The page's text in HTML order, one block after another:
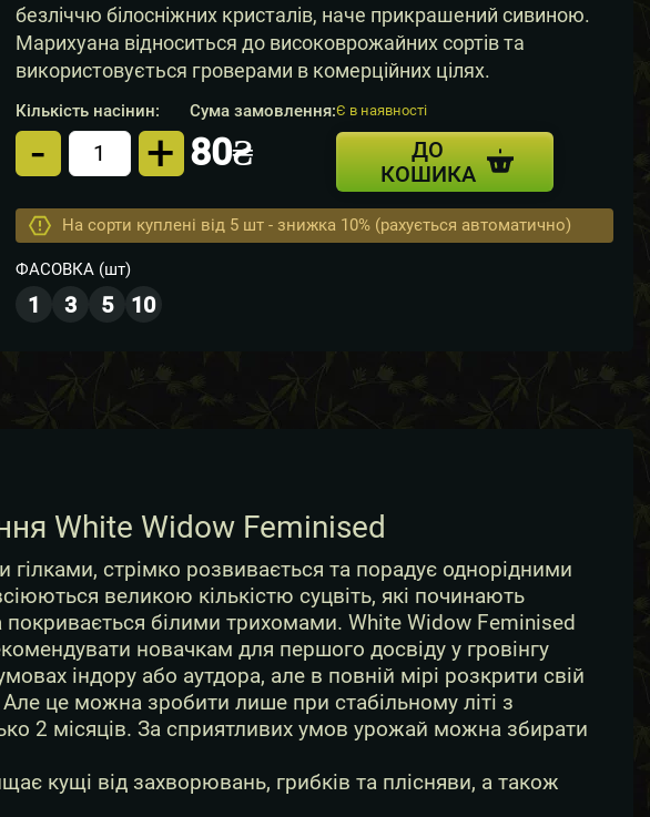
безліччю білосніжних кристалів, наче прикрашений сивиною.
Марихуана відноситься до високоврожайних сортів та
використовується гроверами в комерційних цілях.
Кількість насінин:
Кiлькiсть
- +
Сума замовлення:
80₴
Є в наявності
ДО
КОШИКА
На сорти куплені від 5 шт - знижка 10% (рахується автоматично)
ФАСОВКА(шт)
1 3 5 10
White Widow Feminised
стрімко розвивається та порадує однорідними
великою кількістю суцвіть, які починають
білими трихомами. White Widow Feminised
новачкам для першого досвіду у гровінгу
індору або аутдора, але в повній мірі розкрити свій
Але це можна зробити лише при стабільному літі з
2 місяців. За сприятливих умов урожай можна збирати
кущі від захворювань, грибків та плісняви, а також